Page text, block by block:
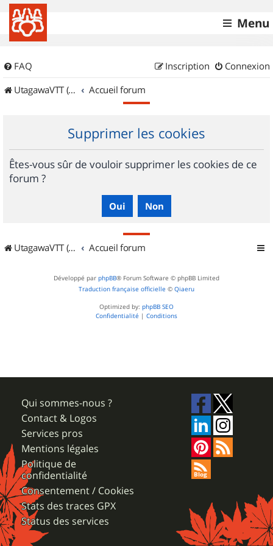
Menu
FAQ Connexion
Inscription
UtagawaVTT (Randos VTT et VTTAE avec traces GPS)
Accueil forum
Supprimer les cookies
Êtes-vous sûr de vouloir supprimer les cookies de ce
forum ?
UtagawaVTT (Randos VTT et VTTAE avec traces GPS) Accueil forum
Développé par phpBB® Forum Software © phpBB Limited
Traduction française officielle © Qiaeru
Optimized by: phpBB SEO
Confidentialité | Conditions
Qui sommes-nous ?
Contact & Logos
Services pros
Mentions légales
Politique de
confidentialité
Consentement / Cookies
Stats des traces GPX
Status des services